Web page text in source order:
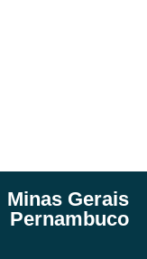
Minas Gerais
Pernambuco